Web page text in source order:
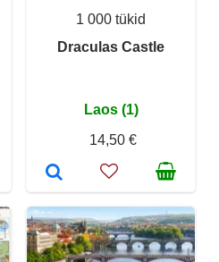
1 000 tükid
Draculas Castle
Laos (1)
14,50 €